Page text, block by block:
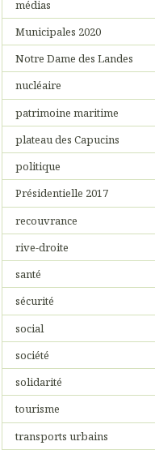
médias
Municipales 2020
Notre Dame des Landes
nucléaire
patrimoine maritime
plateau des Capucins
politique
Présidentielle 2017
recouvrance
rive-droite
santé
sécurité
social
société
solidarité
tourisme
transports urbains